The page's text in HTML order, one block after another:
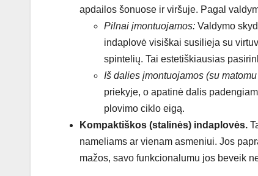
apdailos šonuose ir viršuje. Pagal
Pilnai įmontuojamos: Valdymo
indaplovė visiškai susilieja su
spintelių. Tai estetiškiausias
Iš dalies įmontuojamos (su
priekyje, o apatinė dalis
plovimo ciklo eigą.
Kompaktiškos (stalinės) indaplovės.
nameliams ar vienam asmeniui. Jos
mažos, savo funkcionalumu jos beveik